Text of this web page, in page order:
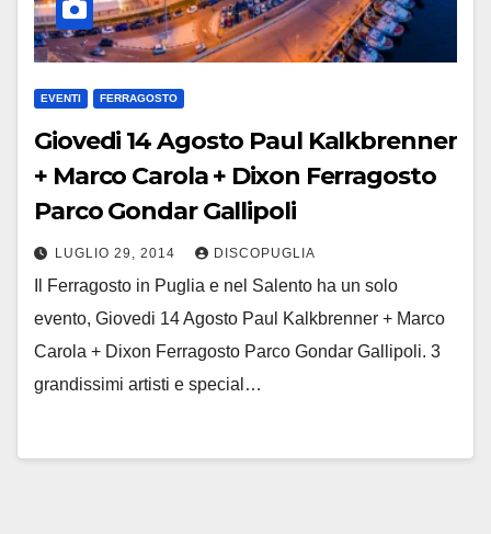
EVENTI FERRAGOSTO
Giovedi 14 Agosto Paul Kalkbrenner
+ Marco Carola + Dixon Ferragosto
Parco Gondar Gallipoli
LUGLIO 29, 2014 DISCOPUGLIA
Il Ferragosto in Puglia e nel Salento ha un solo
evento, Giovedi 14 Agosto Paul Kalkbrenner + Marco
Carola + Dixon Ferragosto Parco Gondar Gallipoli. 3
grandissimi artisti e special…